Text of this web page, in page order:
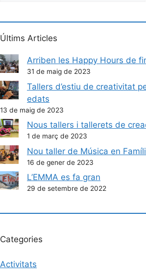
Últims Articles
Arriben les Happy Hours de
31 de maig de 2023
Tallers d’estiu de creativitat
edats
13 de maig de 2023
Nous tallers i tallerets de
1 de març de 2023
Nou taller de Música en
16 de gener de 2023
L’EMMA es fa gran
29 de setembre de 2022
Categories
Activitats